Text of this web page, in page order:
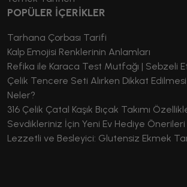
POPÜLER İÇERİKLER
Tarhana Çorbası Tarifi
Kalp Emojisi Renklerinin Anlamları
Refika ile Karaca Test Mutfağı | Sebzeli
Çelik Tencere Seti Alırken Dikkat
Neler?
316 Çelik Çatal Kaşık Bıçak Takımı
Sevdikleriniz İçin Yeni Ev Hediye Önerileri
Lezzetli ve Besleyici: Glutensiz Ekmek